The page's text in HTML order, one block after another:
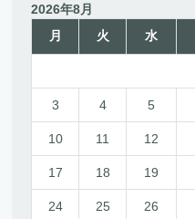
2026年8月
月
火 水
3 4 5
10 11 12
17 18 19
24 25 26